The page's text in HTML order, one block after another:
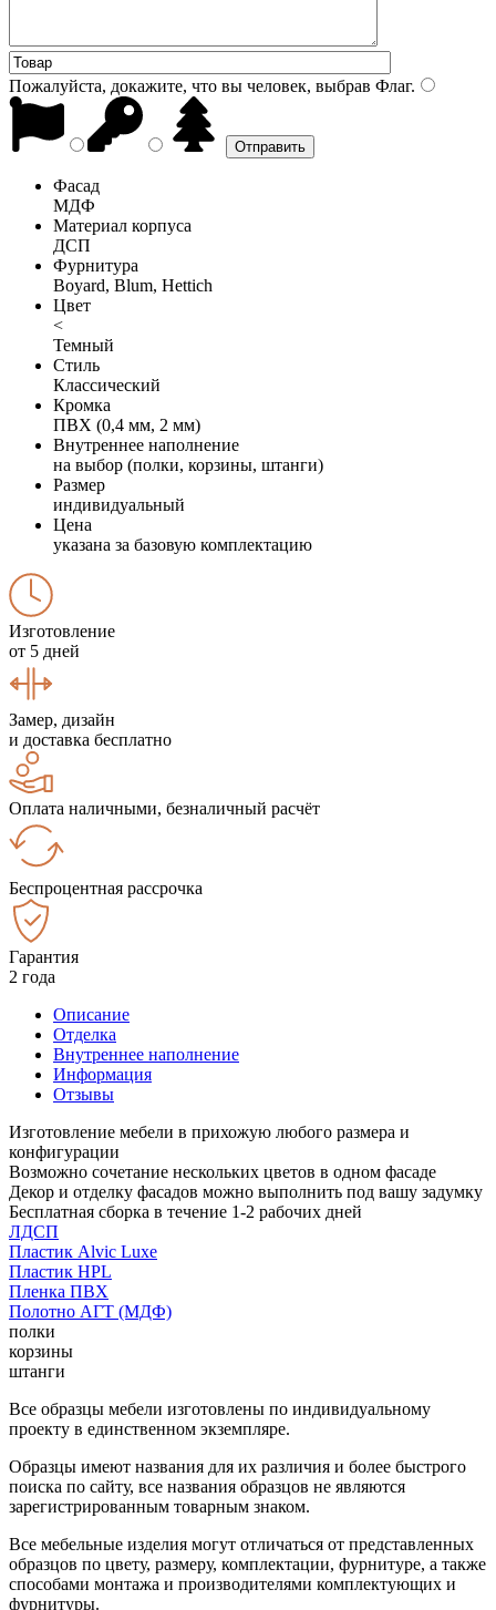
Пожалуйста, докажите, что вы человек, выбрав Флаг.
Фасад
МДФ
Материал корпуса
ДСП
Фурнитура
Boyard, Blum, Hettich
Цвет
<
Темный
Стиль
Классический
Кромка
ПВХ (0,4 мм, 2 мм)
Внутреннее наполнение
на выбор (полки, корзины, штанги)
Размер
индивидуальный
Цена
указана за базовую комплектацию
Изготовление
от 5 дней
Замер, дизайн
и доставка бесплатно
Оплата наличными, безналичный расчёт
Беспроцентная рассрочка
Гарантия
2 года
Описание
Отделка
Внутреннее наполнение
Информация
Отзывы
Изготовление мебели в прихожую любого размера и
конфигурации
Возможно сочетание нескольких цветов в одном фасаде
Декор и отделку фасадов можно выполнить под вашу задумку
Бесплатная сборка в течение 1-2 рабочих дней
ЛДСП
Пластик Alvic Luxe
Пластик HPL
Пленка ПВХ
Полотно АГТ (МДФ)
полки
корзины
штанги
Все образцы мебели изготовлены по индивидуальному
проекту в единственном экземпляре.
Образцы имеют названия для их различия и более быстрого
поиска по сайту, все названия образцов не являются
зарегистрированным товарным знаком.
Все мебельные изделия могут отличаться от представленных
образцов по цвету, размеру, комплектации, фурнитуре, а также
способами монтажа и производителями комплектующих и
фурнитуры.